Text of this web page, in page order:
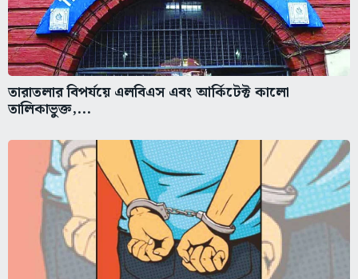
তারাতলার বিপর্যয়ে এলবিএস এবং আর্কিটেক্ট কালো
তালিকাভুক্ত,...